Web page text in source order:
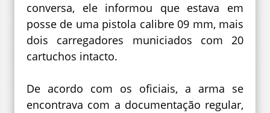
conversa, ele informou que estava em
posse de uma pistola calibre 09 mm, mais
dois carregadores municiados com 20
cartuchos intacto.
De acordo com os oficiais, a arma se
encontrava com a documentação regular,